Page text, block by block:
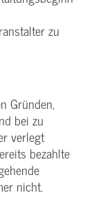
zu
Gründen,
bei zu
verlegt
bezahlte
nicht.